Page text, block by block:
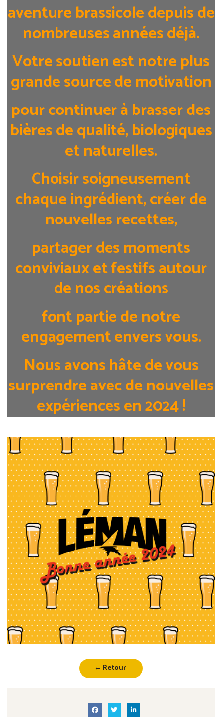
aventure brassicoledepuis de
nombreuses années déjà.
Votre soutien est notre plus
grande source de motivation
pour continuer à brasser des
bières de qualité, biologiques
et naturelles.
Choisir soigneusement
chaque ingrédient, créer de
nouvelles recettes,
partager des moments
conviviaux et festifs autour
de nos créations
font partiede notre
engagement envers vous.
Nous avons hâte de vous
surprendre avec de nouvelles
expériences en 2024 !
← Retour